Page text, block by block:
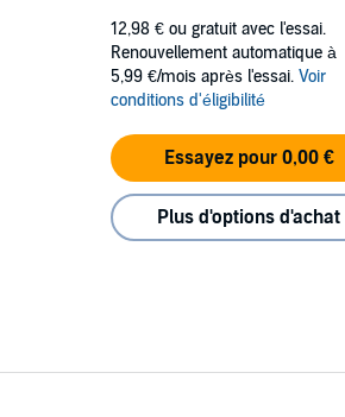
12,98 € ou gratuit avec l'essai.
Renouvellement automatique à
5,99 €/mois après l'essai. Voir
conditions d'éligibilité
Essayez pour 0,00 €
Plus d'options d'achat